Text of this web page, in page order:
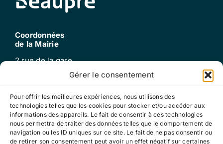
Gérer le consentement
Pour offrir les meilleures expériences, nous utilisons des
technologies telles que les cookies pour stocker et/ou accéder aux
informations des appareils. Le fait de consentir à ces technologies
nous permettra de traiter des données telles que le comportement de
navigation ou les ID uniques sur ce site. Le fait de ne pas consentir ou
de retirer son consentement peut avoir un effet négatif sur certaines
Coordonnées
de la Mairie
2 rue de la gare
mail : mairie@roche-lez-beaupre.fr
Horaires
d’ouverture